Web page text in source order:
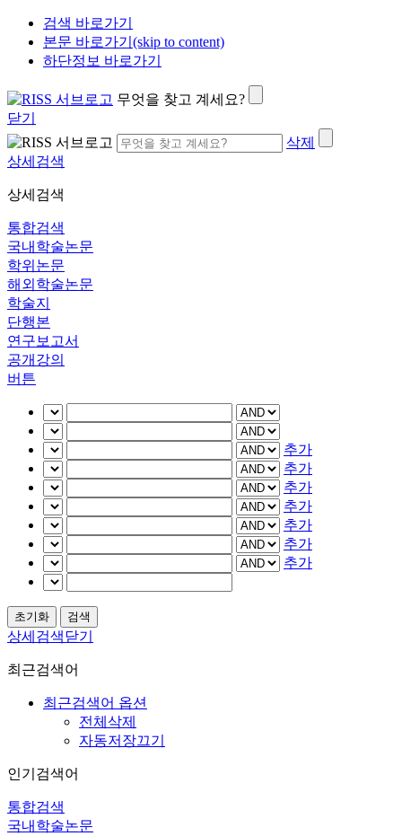
검색 바로가기
본문 바로가기(skip to content)
하단정보 바로가기
무엇을 찾고 계세요?
닫기
삭제
상세검색
상세검색
통합검색
국내학술논문
학위논문
해외학술논문
학술지
단행본
연구보고서
공개강의
버튼
추가
추가
추가
추가
추가
추가
추가
상세검색닫기
최근검색어
최근검색어 옵션
전체삭제
자동저장끄기
인기검색어
통합검색
국내학술논문